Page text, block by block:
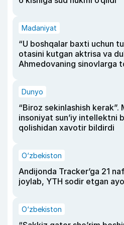
Madaniyat
“U boshqalar baxti uchun
otasini kutgan aktrisa va
Ahmedovaning sinovlarga
Dunyo
“Biroz sekinlashish kerak”.
insoniyat sun’iy intellektni
qolishidan xavotir bildirdi
O‘zbekiston
Andijonda Tracker’ga 21
joylab, YTH sodir etgan
O‘zbekiston